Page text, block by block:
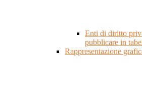
Enti di diritto
pubblicare in
Rappresentazione